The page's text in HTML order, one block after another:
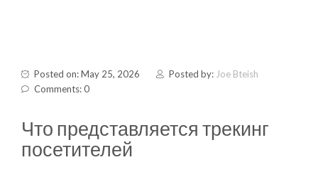
Posted on: May 25, 2026 Posted by: Joe Bteish
Comments: 0
Что представляется трекинг
посетителей